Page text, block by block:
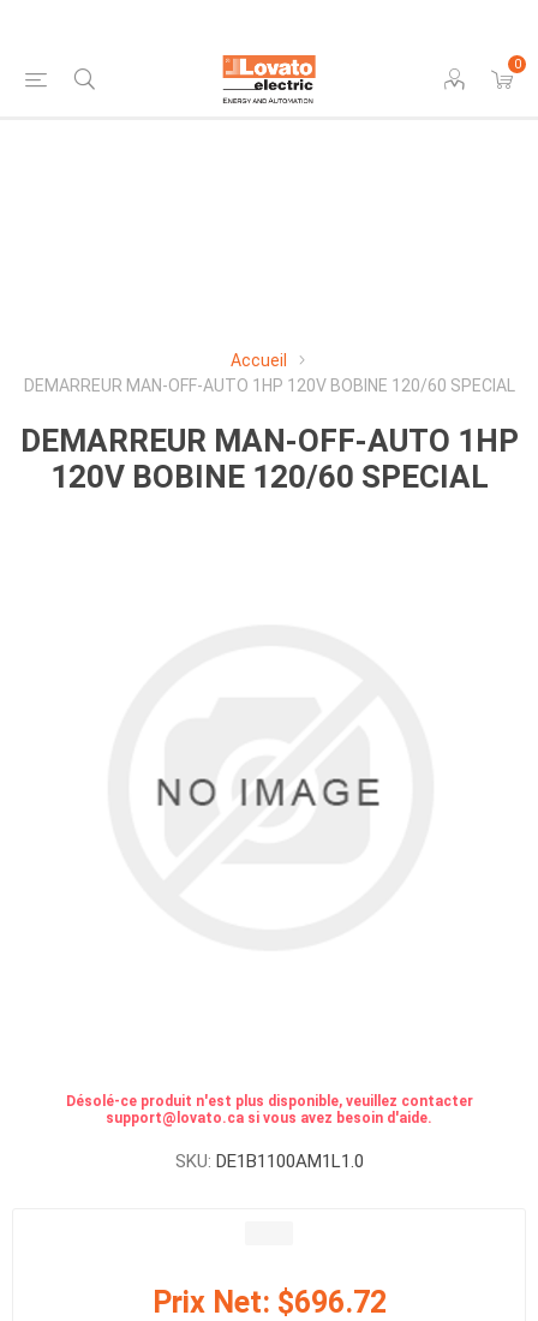
0
Accueil
DEMARREUR MAN-OFF-AUTO 1HP 120V BOBINE 120/60 SPECIAL
DEMARREUR MAN-OFF-AUTO 1HP
120V BOBINE 120/60 SPECIAL
Désolé-ce produit n'est plus disponible, veuillez contacter
support@lovato.ca si vous avez besoin d'aide.
SKU: DE1B1100AM1L1.0
Prix Net: $696.72